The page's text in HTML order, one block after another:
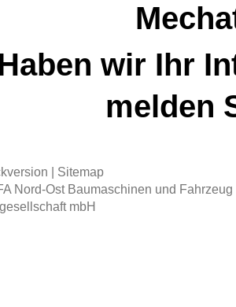
wir Ihr
melden
Sitemap
Nord-Ost Baumaschinen und
mbH